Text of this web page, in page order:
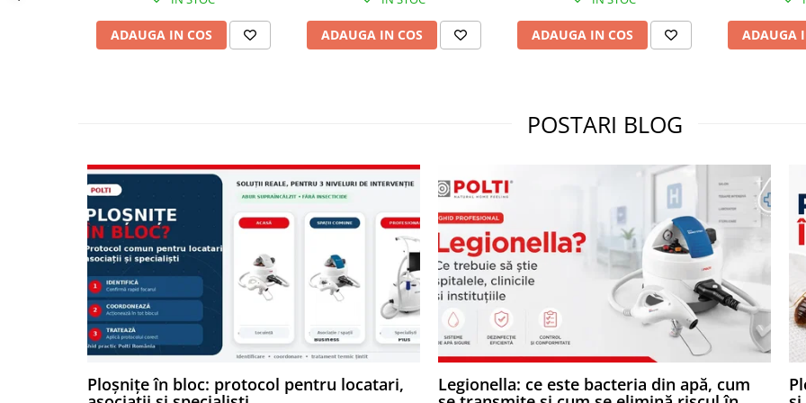
Elisir, Crma, Deca, Premium. Parfumul și calitățile aromatice sunt exaltate deoarece boabele
ADAUGA IN COS ADAUGA IN COS ADAUGA IN COS ADAUGA
POSTARI BLOG
Ploșnițe în bloc: protocol pentru locatari, Legionella: ce este bacteria din apă, cum